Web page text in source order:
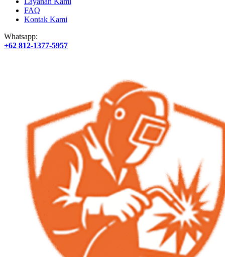
FAQ
Kontak Kami
Whatsapp:
+62 812-1377-5957